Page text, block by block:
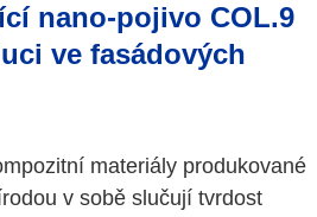
nano-pojivo COL.9
ve fasádových
materiály produkované
v sobě slučují tvrdost